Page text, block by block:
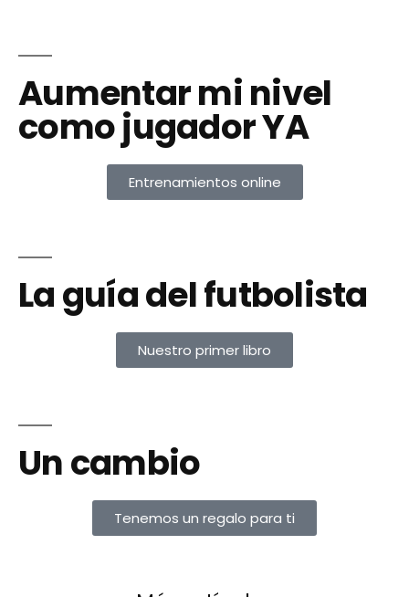
Aumentar mi nivel
como jugador YA
Entrenamientos online
La guía del futbolista
Nuestro primer libro
Un cambio
Tenemos un regalo para ti